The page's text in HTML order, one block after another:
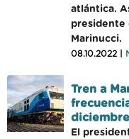
atlántica.
presidente
Marinucci.
08.10.2022 |
Tren a
El